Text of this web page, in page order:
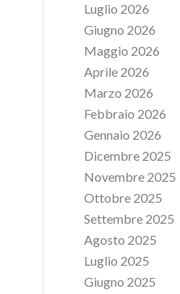
Luglio 2026
Giugno 2026
Maggio 2026
Aprile 2026
Marzo 2026
Febbraio 2026
Gennaio 2026
Dicembre 2025
Novembre 2025
Ottobre 2025
Settembre 2025
Agosto 2025
Luglio 2025
Giugno 2025